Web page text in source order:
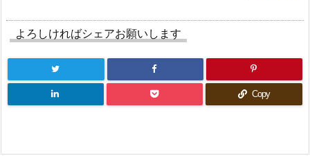
よろしければシェアお願いします
Copy